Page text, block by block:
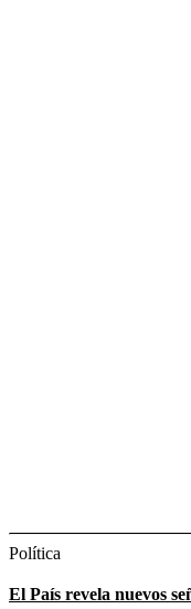
Política
El País revela nuevos